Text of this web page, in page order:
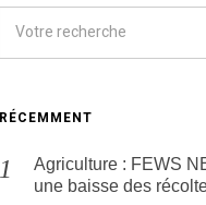
RÉCEMMENT
Agriculture : FEWS
une baisse des